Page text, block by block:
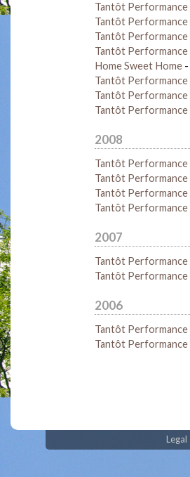
Tantôt Performance
Tantôt Performance
Tantôt Performance
Tantôt Performance
Home Sweet Home -
Tantôt Performance
Tantôt Performance
Tantôt Performance
2008
Tantôt Performance
Tantôt Performance
Tantôt Performance
Tantôt Performance
2007
Tantôt Performance
Tantôt Performance
2006
Tantôt Performance
Tantôt Performance
Legal